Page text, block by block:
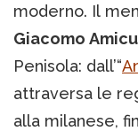
moderno. Il
Giacomo
Penisola: dall’“
attraversa le
alla milanese,